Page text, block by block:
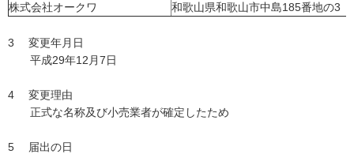
株式会社オークワ
和歌山県和歌山市中島185番地の3
3 変更年月日
平成29年12月7日
4 変更理由
正式な名称及び小売業者が確定したため
5 届出の日